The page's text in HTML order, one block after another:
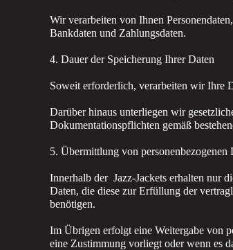
Wir verarbeiten von Ihnen
Bankdaten und Zahlungsdaten.
4. Dauer der Speicherung Ihrer Daten
Soweit erforderlich, verarbeiten wir Ihre
Darüber hinaus unterliegen wir
Dokumentationspflichten gemäß
5. Übermittlung von personenbezogenen
Innerhalb der Jazz-Jackets erhalten nur
Daten, die diese zur Erfüllung der
benötigen.
Im Übrigen erfolgt eine Weitergabe von
eine Zustimmung vorliegt oder wenn es